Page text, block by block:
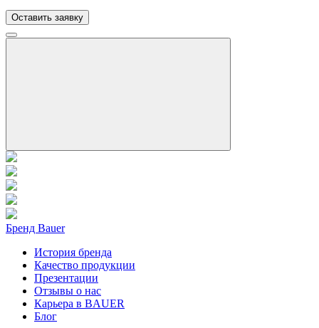
Оставить заявку
Бренд Bauer
История бренда
Качество продукции
Презентации
Отзывы о нас
Карьера в BAUER
Блог